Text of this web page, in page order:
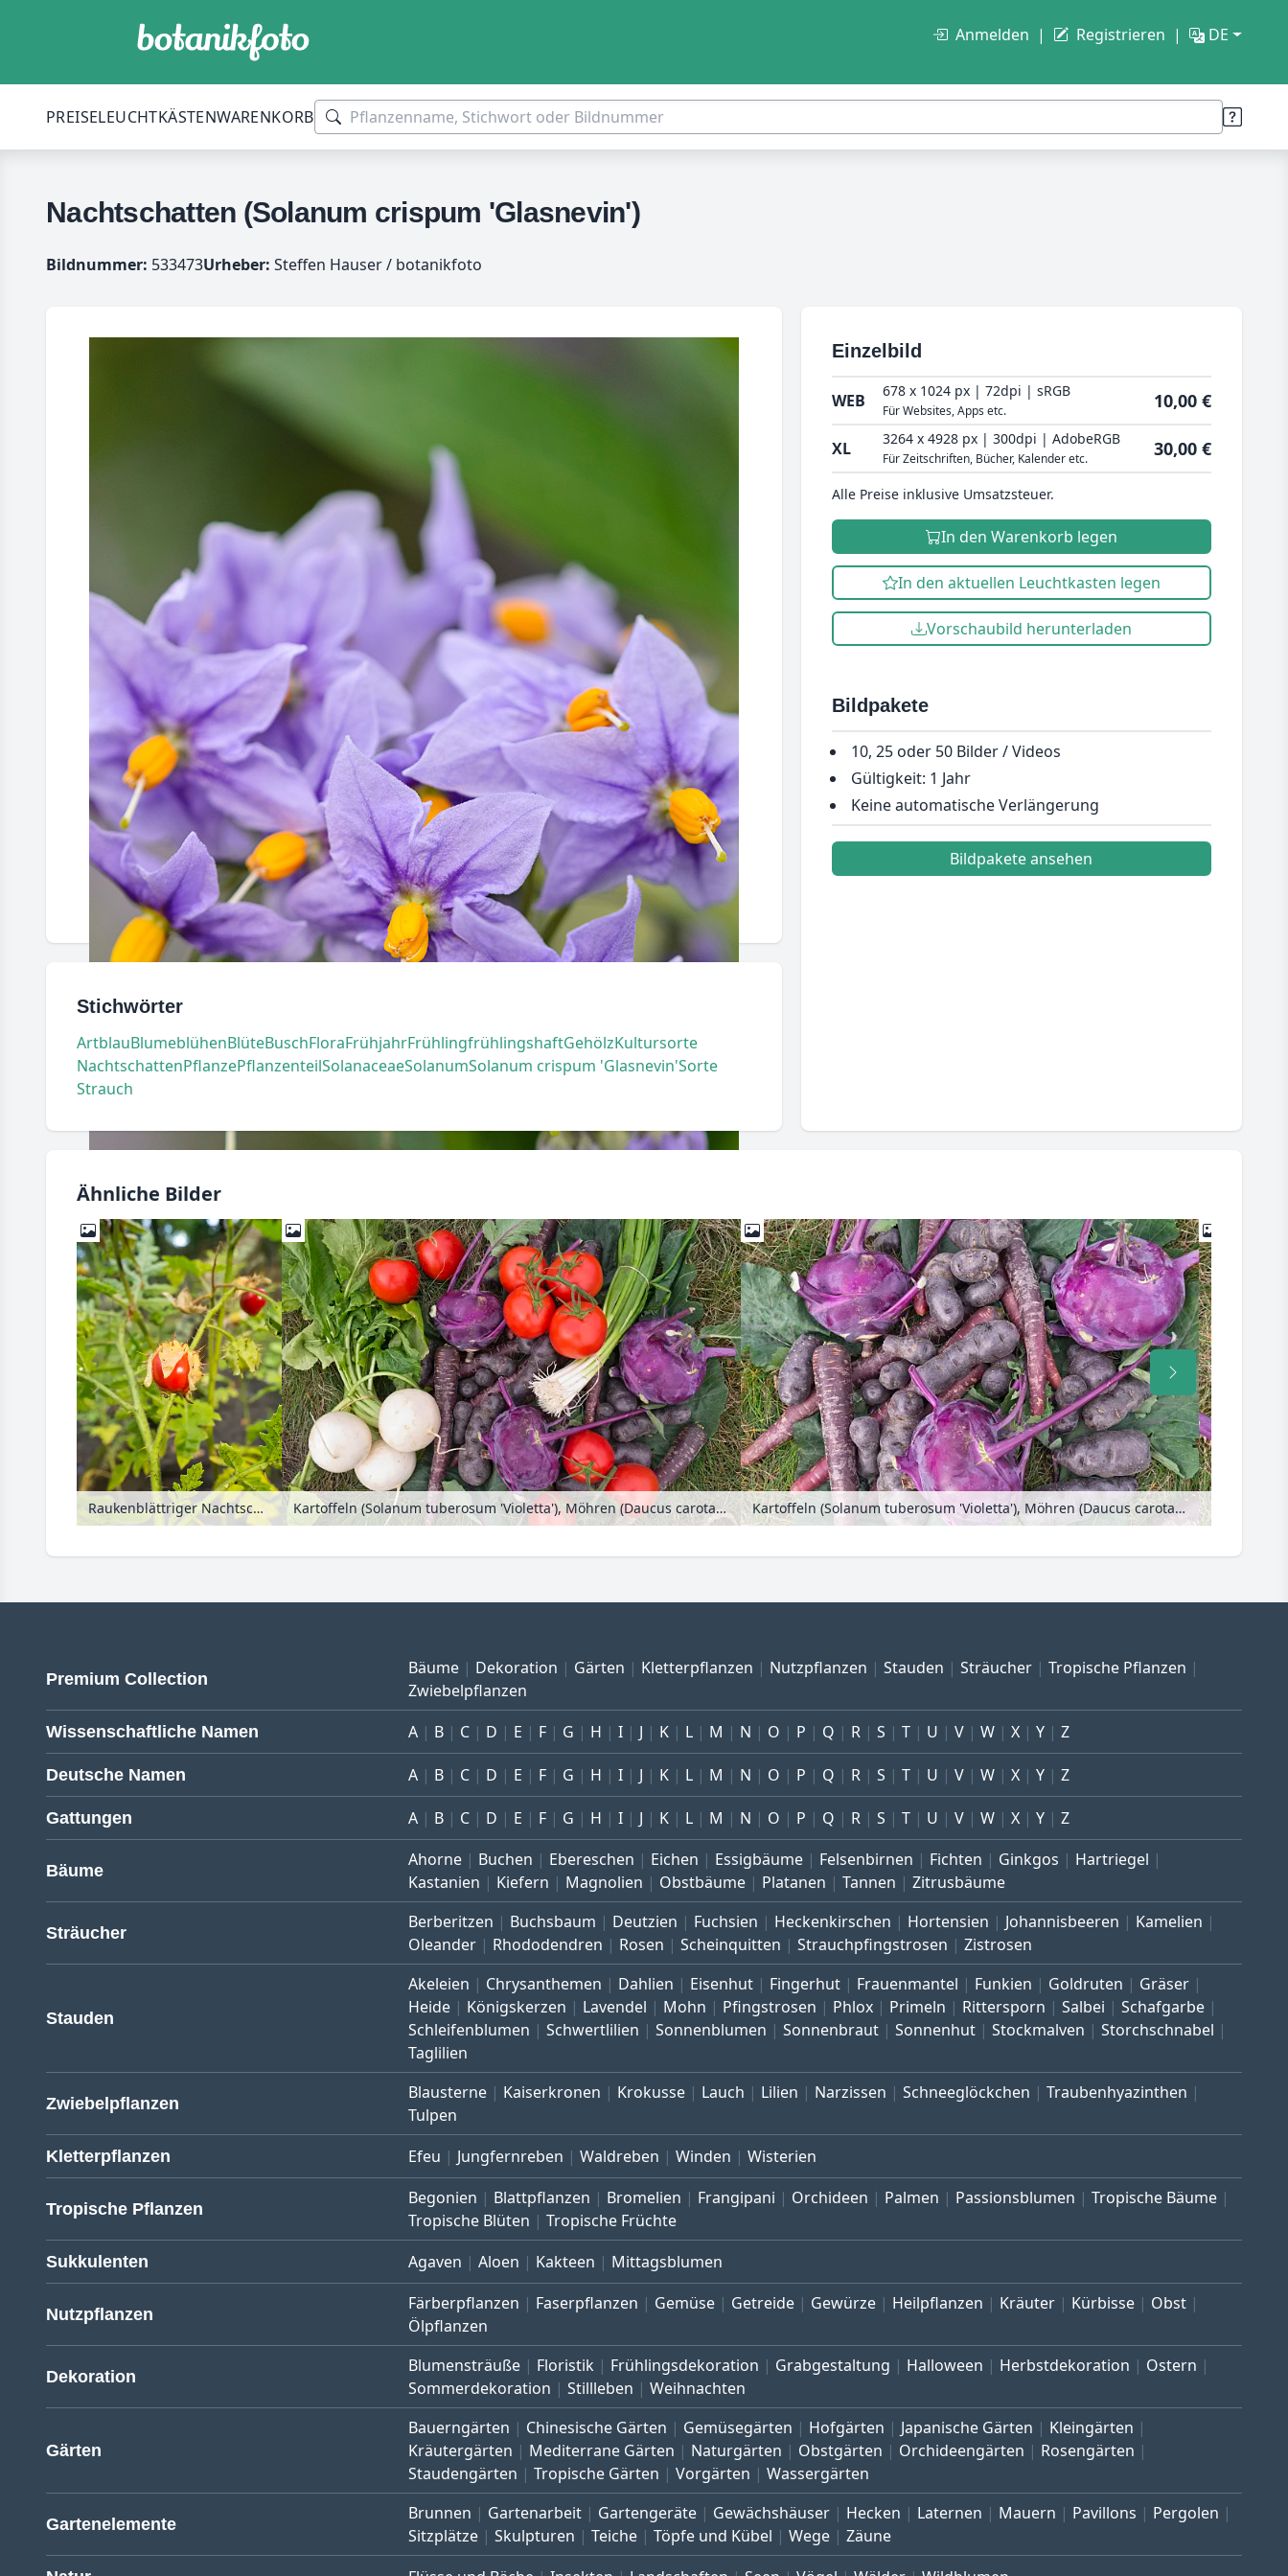
Anmelden Registrieren DE
PREISELEUCHTKÄSTENWARENKORB
Nachtschatten (Solanum crispum 'Glasnevin')
Bildnummer: 533473Urheber: Steffen Hauser / botanikfoto
Stichwörter
ArtblauBlumeblühenBlüteBuschFloraFrühjahrFrühlingfrühlingshaftGehölzKultursorte
NachtschattenPflanzePflanzenteilSolanaceaeSolanumSolanum crispum 'Glasnevin'Sorte
Strauch
Einzelbild
WEB 678 x 1024 px | 72dpi | sRGB
Für Websites, Apps etc. 10,00 €
XL 3264 x 4928 px | 300dpi | AdobeRGB
Für Zeitschriften, Bücher, Kalender etc. 30,00 €
Alle Preise inklusive Umsatzsteuer.
In den Warenkorb legen
In den aktuellen Leuchtkasten legen
Vorschaubild herunterladen
Bildpakete
10, 25 oder 50 Bilder / Videos
Gültigkeit: 1 Jahr
Keine automatische Verlängerung
Bildpakete ansehen
Ähnliche Bilder
Raukenblättriger Nachtschatten (Solanum sisymbriifolium) Kartoffeln (Solanum tuberosum 'Violetta'), Möhren (Daucus carota subsp. sativus), Kohlrabis (Brassica oleracea var. gongyloides) und Tomaten (Lycopersicon esculentum) Kartoffeln (Solanum tuberosum 'Violetta'), Möhren (Daucus carota subsp. sativus) und Kohlrabis (Brassica oleracea var. gongyloides)
Premium Collection
Bäume Dekoration Gärten Kletterpflanzen Nutzpflanzen Stauden Sträucher
Tropische Pflanzen
Zwiebelpflanzen
Wissenschaftliche Namen A B C D E F G H I J K L M N O P Q R S T U V W X Y Z
Deutsche Namen A B C D E F G H I J K L M N O P Q R S T U V W X Y Z
Gattungen A B C D E F G H I J K L M N O P Q R S T U V W X Y Z
Bäume
Ahorne Buchen Ebereschen Eichen Essigbäume Felsenbirnen Fichten Ginkgos
Hartriegel
Kastanien
Kiefern Magnolien Obstbäume Platanen Tannen Zitrusbäume
Sträucher
Berberitzen Buchsbaum Deutzien Fuchsien Heckenkirschen Hortensien Johannisbeeren
Kamelien
Oleander
Rhododendren Rosen Scheinquitten Strauchpfingstrosen Zistrosen
Stauden
Akeleien Chrysanthemen Dahlien Eisenhut Fingerhut Frauenmantel Funkien Goldruten
Gräser
Heide
Königskerzen Lavendel Mohn Pfingstrosen Phlox Primeln Rittersporn Salbei
Schafgarbe
Schleifenblumen
Schwertlilien Sonnenblumen Sonnenbraut Sonnenhut Stockmalven
Storchschnabel
Taglilien
Zwiebelpflanzen
Blausterne Kaiserkronen Krokusse Lauch Lilien Narzissen Schneeglöckchen
Traubenhyazinthen
Tulpen
Kletterpflanzen Efeu Jungfernreben Waldreben Winden Wisterien
Tropische Pflanzen
Begonien Blattpflanzen Bromelien Frangipani Orchideen Palmen Passionsblumen
Tropische Bäume
Tropische Blüten
Tropische Früchte
Sukkulenten Agaven Aloen Kakteen Mittagsblumen
Nutzpflanzen
Färberpflanzen Faserpflanzen Gemüse Getreide Gewürze Heilpflanzen Kräuter Kürbisse
Obst
Ölpflanzen
Dekoration
Blumensträuße Floristik Frühlingsdekoration Grabgestaltung Halloween Herbstdekoration
Ostern
Sommerdekoration
Stillleben Weihnachten
Gärten
Bauerngärten Chinesische Gärten Gemüsegärten Hofgärten Japanische Gärten
Kleingärten
Kräutergärten
Mediterrane Gärten Naturgärten Obstgärten Orchideengärten
Rosengärten
Staudengärten
Tropische Gärten Vorgärten Wassergärten
Gartenelemente
Brunnen Gartenarbeit Gartengeräte Gewächshäuser Hecken Laternen Mauern Pavillons
Pergolen
Sitzplätze
Skulpturen Teiche Töpfe und Kübel Wege Zäune